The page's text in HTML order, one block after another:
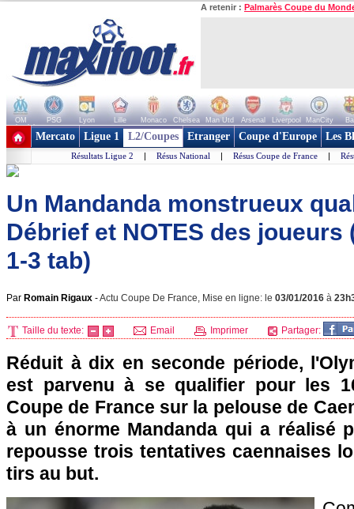
A retenir : Palmarès Coupe du
OM PSG Lyon Lille Monaco Chelsea Man Utd Arsenal Liverpool ManCity
+ de clubs
Mercato Ligue 1 L2/Coupes Etranger Coupe d'Europe Les
Résultats Ligue 2 | Résus National | Résus Coupe de France |
Un Mandanda monstrueux
Débrief et NOTES des joueurs
1-3 tab)
Par Romain Rigaux -Actu Coupe De France, Mise en ligne: le 03/01/2016 à
Taille du texte: Email Imprimer Partager:
Réduit à dix en seconde période,
est parvenu à se qualifier pour les
Coupe de France sur la pelouse de
à un énorme Mandanda qui a réalisé
repousse trois tentatives caennaises
tirs au but.